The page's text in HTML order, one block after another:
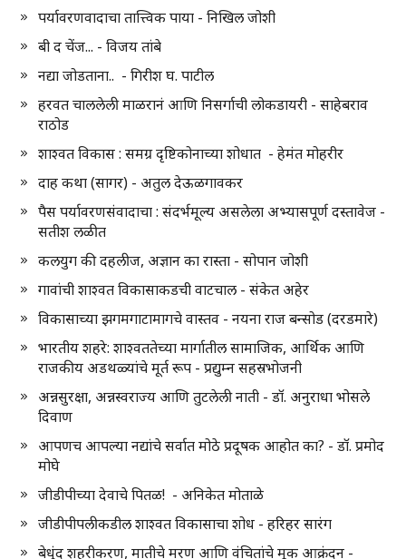
पर्यावरणवादाचा तात्त्विक पाया - निखिल जोशी
बी द चेंज... - विजय तांबे
नद्या जोडताना.. - गिरीश घ. पाटील
हरवत चाललेली माळरानं आणि निसर्गाची लोकडायरी - साहेबराव
राठोड
शाश्वत विकास : समग्र दृष्टिकोनाच्या शोधात - हेमंत मोहरीर
दाह कथा (सागर) - अतुल देऊळगावकर
पैस पर्यावरणसंवादाचा : संदर्भमूल्य असलेला अभ्यासपूर्ण दस्तावेज -
सतीश लळीत
कलयुग की दहलीज, अज्ञान का रास्ता - सोपान जोशी
गावांची शाश्वत विकासाकडची वाटचाल - संकेत अहेर
विकासाच्या झगमगाटामागचे वास्तव - नयना राज बन्सोड (दरडमारे)
भारतीय शहरे: शाश्वततेच्या मार्गातील सामाजिक, आर्थिक आणि
राजकीय अडथळ्यांचे मूर्त रूप - प्रद्युम्न सहस्रभोजनी
अन्नसुरक्षा, अन्नस्वराज्य आणि तुटलेली नाती - डॉ. अनुराधा भोसले
दिवाण
आपणच आपल्या नद्यांचे सर्वात मोठे प्रदूषक आहोत का? - डॉ. प्रमोद
मोघे
जीडीपीच्या देवाचे पितळ! - अनिकेत मोताळे
जीडीपीपलीकडील शाश्वत विकासाचा शोध - हरिहर सारंग
बेधुंद शहरीकरण, मातीचे मरण आणि वंचितांचे मूक आक्रंदन -